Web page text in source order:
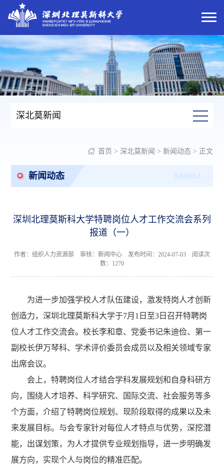
深北莫新闻
首页 > 深北莫新闻 > 新闻动态> 正文
新闻动态
深圳北理莫斯科大学特聘岗位人才工作交流会系列
报道（一）
作者：组织人力资源部 审核：新闻中心 发布时间：2024-07-03 阅读次
数： 1270
为进一步加强学校人才队伍建设，激发特岗人才创新
创造力，深圳北理莫斯科大学于7月1日至3日召开特聘岗
位人才工作交流会。校长李和章、党委书记朱迪俭、第一
副校长伊万琴科、学术评价委员会成员以及相关领域专家
出席会议。
会上，特聘岗位人才结合学科发展规划和自身科研方
向，围绕人才培养、科学研究、国际交流、社会服务等多
个方面，介绍了特聘岗位规划、现阶段取得的成果以及未
来发展目标。与会专家针对每位人才特点与优势，深挖潜
能，出谋划策，为人才提供专业规划指导，进一步明确发
展方向，实现个人与岗位的精准匹配。